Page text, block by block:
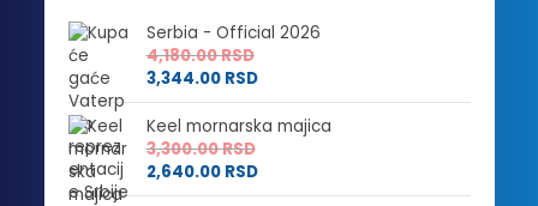
Serbia - Official 2026
4,180.00RSD
3,344.00 RSD
Keel mornarska majica
3,300.00RSD
2,640.00 RSD